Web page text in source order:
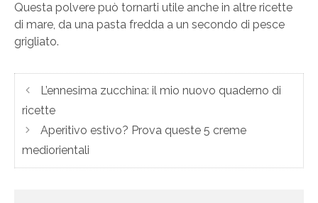
Questa polvere può tornarti utile anche in altre ricette
di mare, da una pasta fredda a un secondo di pesce
grigliato.
L’ennesima zucchina: il mio nuovo quaderno di
ricette
Aperitivo estivo? Prova queste 5 creme
mediorientali